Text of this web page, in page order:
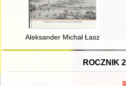
Aleksander Michał Łaszcz (ok.
ROCZNIK